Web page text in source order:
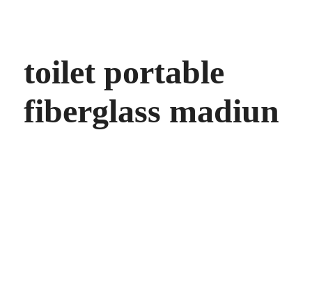
toilet portable
fiberglass madiun